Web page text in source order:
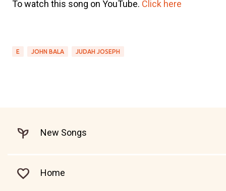
To watch this song on YouTube. Click here
E JOHN BALA JUDAH JOSEPH
New Songs
Home